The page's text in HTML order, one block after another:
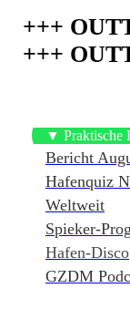
+++
+++
▼ Praktische
Bericht
Hafenquiz
Weltweit
Spieker-
Hafen-Disco
GZDM